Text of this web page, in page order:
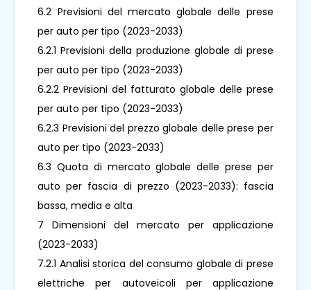
6.2 Previsioni del mercato globale delle prese
per auto per tipo (2023-2033)
6.2.1 Previsioni della produzione globale di prese
per auto per tipo (2023-2033)
6.2.2 Previsioni del fatturato globale delle prese
per auto per tipo (2023-2033)
6.2.3 Previsioni del prezzo globale delle prese per
auto per tipo (2023-2033)
6.3 Quota di mercato globale delle prese per
auto per fascia di prezzo (2023-2033): fascia
bassa, media e alta
7 Dimensioni del mercato per applicazione
(2023-2033)
7.2.1 Analisi storica del consumo globale di prese
elettriche per autoveicoli per applicazione